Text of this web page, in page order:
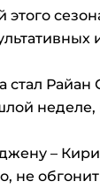
Райан
неделе,
–
не